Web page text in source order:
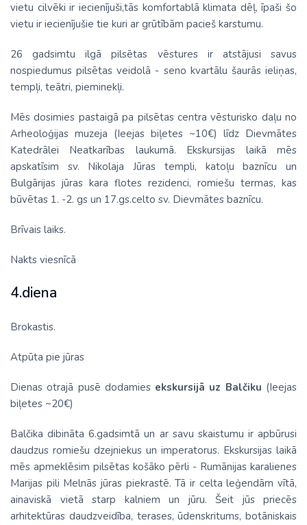
vietu cilvēki ir iecienījuši,tās komfortablā klimata dēļ, īpaši šo
vietu ir iecienījušie tie kuri ar grūtībām pacieš karstumu.
26 gadsimtu ilgā pilsētas vēstures ir atstājusi savus
nospiedumus pilsētas veidolā - seno kvartālu šaurās ieliņas,
tempļi, teātri, pieminekļi.
Mēs dosimies pastaigā pa pilsētas centra vēsturisko daļu no
Arheoloģijas muzeja (Ieejas biļetes ~10€) līdz Dievmātes
Katedrālei Neatkarības laukumā. Ekskursijas laikā mēs
apskatīsim sv. Nikolaja Jūras templi, katoļu baznīcu un
Bulgārijas jūras kara flotes rezidenci, romiešu termas, kas
būvētas 1. -2. gs un 17.gs.celto sv. Dievmātes baznīcu.
Brīvais laiks.
Nakts viesnīcā
4.diena
Brokastis.
Atpūta pie jūras
Dienas otrajā pusē dodamies ekskursijā uz Balčiku (Ieejas
biļetes ~20€)
Balčika dibināta 6.gadsimtā un ar savu skaistumu ir apbūrusi
daudzus romiešu dzejniekus un imperatorus. Ekskursijas laikā
mēs apmeklēsim pilsētas košāko pērli - Rumānijas karalienes
Marijas pili Melnās jūras piekrastē. Tā ir celta leģendām vītā,
ainaviskā vietā starp kalniem un jūru. Šeit jūs priecēs
arhitektūras daudzveidība, terases, ūdenskritums, botāniskais